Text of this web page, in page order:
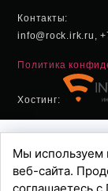
Контакты:
info@rock.irk.ru,
Политика
Хостинг:
Мы используем
веб-сайта.